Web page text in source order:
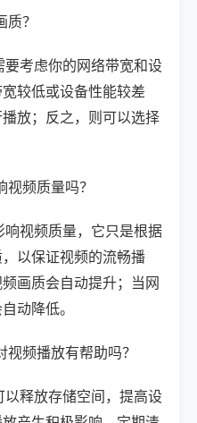
？
考虑你的网络带宽和设
较低或设备性能较差
放；反之，则可以选择
频质量吗？
视频质量，它只是根据
以保证视频的流畅播
画质会自动提升；当网
动降低。
频播放有帮助吗？
释放存储空间，提高设